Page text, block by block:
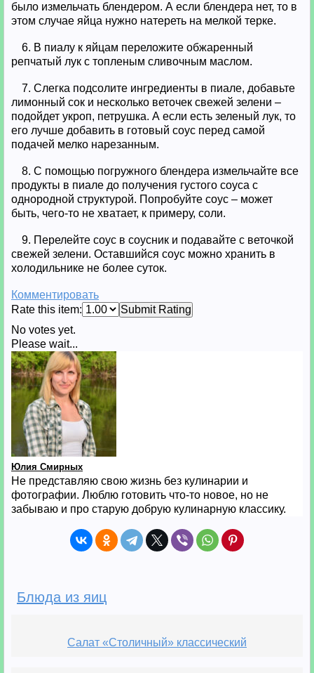
было измельчать блендером. А если блендера нет, то в
этом случае яйца нужно натереть на мелкой терке.
6. В пиалу к яйцам переложите обжаренный
репчатый лук с топленым сливочным маслом.
7. Слегка подсолите ингредиенты в пиале, добавьте
лимонный сок и несколько веточек свежей зелени –
подойдет укроп, петрушка. А если есть зеленый лук, то
его лучше добавить в готовый соус перед самой
подачей мелко нарезанным.
8. С помощью погружного блендера измельчайте все
продукты в пиале до получения густого соуса с
однородной структурой. Попробуйте соус – может
быть, чего-то не хватает, к примеру, соли.
9. Перелейте соус в соусник и подавайте с веточкой
свежей зелени. Оставшийся соус можно хранить в
холодильнике не более суток.
Комментировать
Rate this item:
Submit Rating
No votes yet.
Please wait...
Юлия Смирных
Не представляю свою жизнь без кулинарии и
фотографии. Люблю готовить что-то новое, но не
забываю и про старую добрую кулинарную классику.
Блюда из яиц
Салат «Столичный» классический